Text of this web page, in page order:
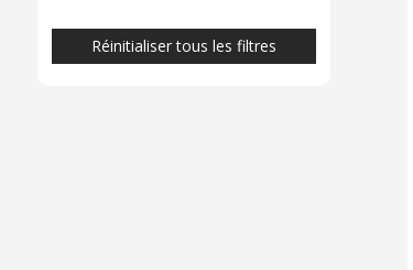
Réinitialiser tous les filtres